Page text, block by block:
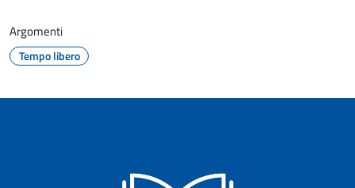
Argomenti
Tempo libero